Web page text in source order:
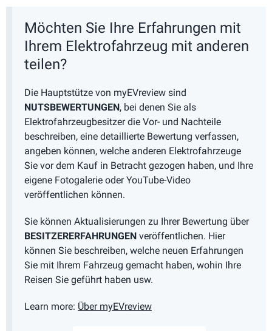
Möchten Sie Ihre Erfahrungen mit
Ihrem Elektrofahrzeug mit anderen
teilen?
Die Hauptstütze von myEVreview sind
NUTSBEWERTUNGEN, bei denen Sie als
Elektrofahrzeugbesitzer die Vor- und Nachteile
beschreiben, eine detaillierte Bewertung verfassen,
angeben können, welche anderen Elektrofahrzeuge
Sie vor dem Kauf in Betracht gezogen haben, und Ihre
eigene Fotogalerie oder YouTube-Video
veröffentlichen können.
Sie können Aktualisierungen zu Ihrer Bewertung über
BESITZERERFAHRUNGEN veröffentlichen. Hier
können Sie beschreiben, welche neuen Erfahrungen
Sie mit Ihrem Fahrzeug gemacht haben, wohin Ihre
Reisen Sie geführt haben usw.
Learn more: Über myEVreview